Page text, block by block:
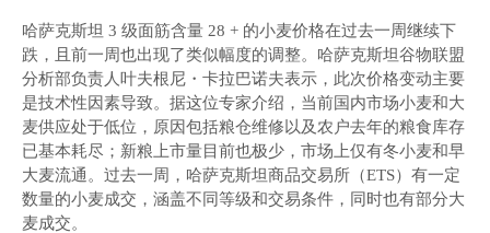
哈萨克斯坦 3 级面筋含量 28 + 的小麦价格在过去一周继续下
跌，且前一周也出现了类似幅度的调整。哈萨克斯坦谷物联盟
分析部负责人叶夫根尼・卡拉巴诺夫表示，此次价格变动主要
是技术性因素导致。据这位专家介绍，当前国内市场小麦和大
麦供应处于低位，原因包括粮仓维修以及农户去年的粮食库存
已基本耗尽；新粮上市量目前也极少，市场上仅有冬小麦和早
大麦流通。过去一周，哈萨克斯坦商品交易所（ETS）有一定
数量的小麦成交，涵盖不同等级和交易条件，同时也有部分大
麦成交。